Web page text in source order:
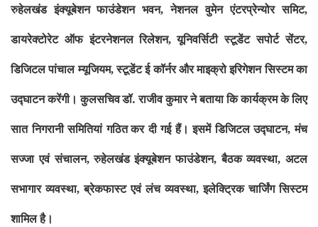
रुहेलखंड इंक्यूबेशन फाउंडेशन भवन,नेशनल वुमेन एंटरप्रेन्योर समिट,
डायरेक्टोरेट ऑफ इंटरनेशनल रिलेशन,यूनिवर्सिटी स्टूडेंट सपोर्ट सेंटर,
डिजिटल पांचाल म्यूजियम,स्टूडेंट ई कॉर्नर और माइक्रो इरिगेशन सिस्टम का
उद्घाटन करेंगी। कुलसचिवडॉ. राजीव कुमार ने बताया कि कार्यक्रम के लिए
सात निगरानी समितियां गठित कर दी गई हैं। इसमें डिजिटल उद्घाटन,मंच
सज्जा एवं संचालन,रुहेलखंड इंक्यूबेशन फाउंडेशन,बैठक व्यवस्था, अटल
सभागार व्यवस्था,ब्रेकफास्ट एवं लंच व्यवस्था,इलेक्ट्रिक चार्जिंग सिस्टम
शामिल है।